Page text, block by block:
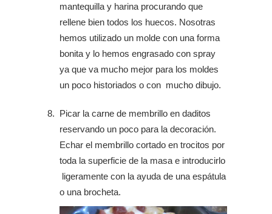
mantequilla y harina procurando que
rellene bien todos los huecos. Nosotras
hemos utilizado un molde con una forma
bonita y lo hemos engrasado con spray
ya que va mucho mejor para los moldes
un poco historiados o con mucho dibujo.
Picar la carne de membrillo en daditos
reservando un poco para la decoración.
Echar el membrillo cortado en trocitos por
toda la superficie de la masa e introducirlo
ligeramente con la ayuda de una espátula
o una brocheta.